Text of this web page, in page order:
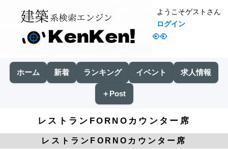
👀
ようこそゲストさん
ログイン
ホーム 新着 ランキング イベント 求人情報
＋Post
レストランFORNOカウンター席
レストランFORNOカウンター席